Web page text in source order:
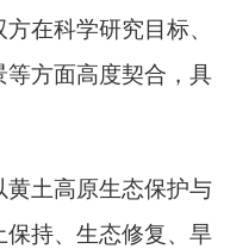
在科学研究目标、
等方面高度契合，具
土高原生态保护与
持、生态修复、旱